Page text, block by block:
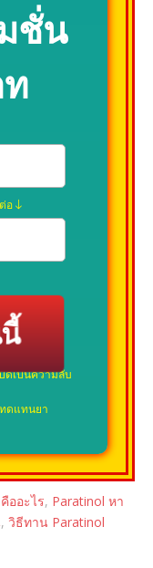
ชั่น
อ
ดเป็นความลับ
ดแทนยา
ออะไร, Paratinol หา
, วิธีทาน Paratinol